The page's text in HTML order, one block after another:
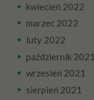
kwiecień 2022
marzec 2022
luty 2022
październik 2021
wrzesień 2021
sierpień 2021